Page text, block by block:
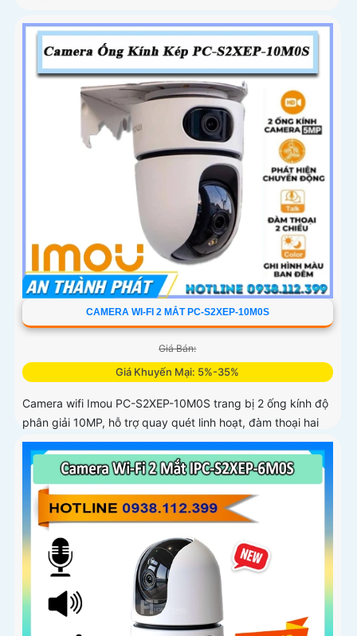
CAMERA WI-FI 2 MẮT PC-S2XEP-10M0S
Giá Bán:
Giá Khuyến Mại: 5%-35%
Camera wifi Imou PC-S2XEP-10M0S trang bị 2 ống kính độ
phân giải 10MP, hỗ trợ quay quét linh hoạt, đàm thoại hai
chiều, chế độ ánh sáng kép ban đêm. Tích hợp Wi-Fi 6,
phát hiện chuyển động, người, thú cưng, cảnh báo vượt
rào và lưu trữ tối đa thẻ nhớ 512GB